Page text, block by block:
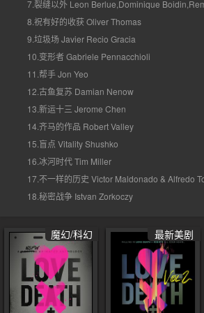
7.裂缝以外 Leon Berlue,Dominique
8.祝有好的收获 Oliver Thomas
9.垃圾场 Javier Recio Gracia
10.变形者 Gabriele Pennacchioli
11.帮手 Jon Yeo
12.古鱼复苏 Damian Nenow
13.新运十三 Jerome Chen
14.齐马的作品 Robert Valley
15.盲点 Vitality Shushko
16.冰河时代 Tim Miller
17.不一样的历史 Victor Maldonado & Alfredo
18.秘密战争 Istvan Zorkoczy
魔幻/科幻 最新美剧